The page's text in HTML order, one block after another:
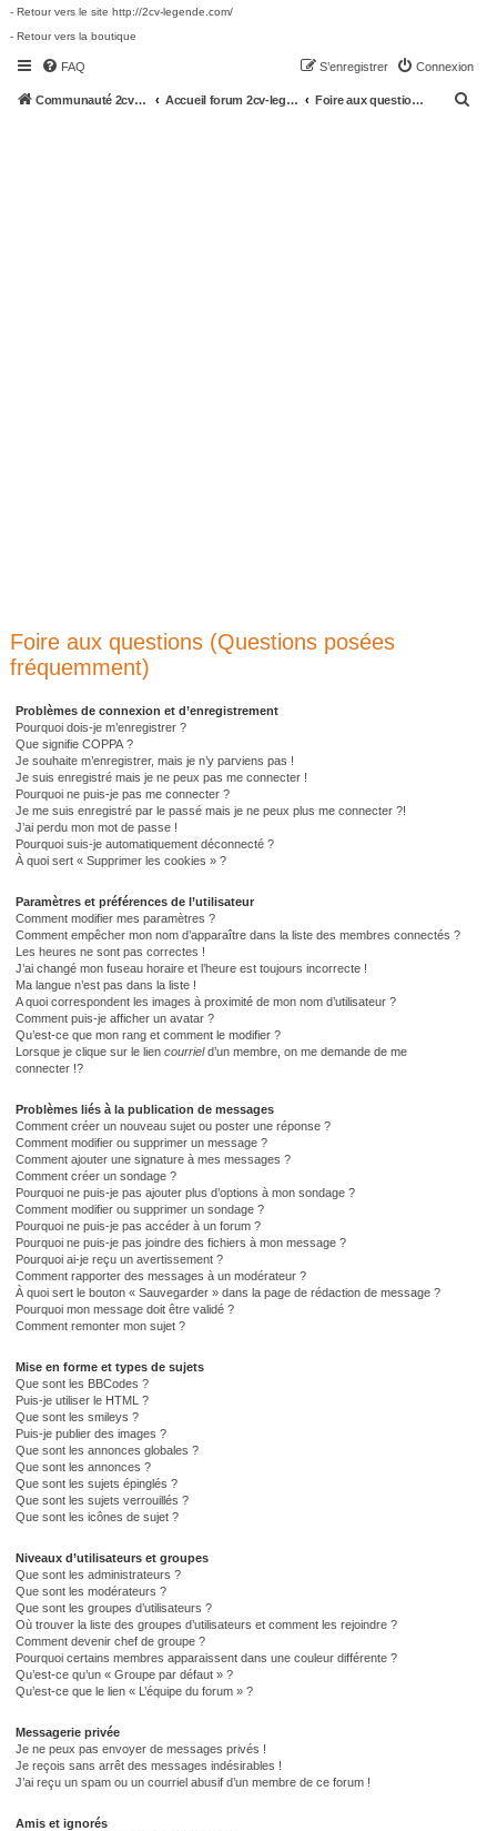
- Retour vers le site http://2cv-legende.com/
- Retour vers la boutique
FAQ Connexion
S’enregistrer
Communauté 2cv-legende.com Accueil forum 2cv-legende.com Foire aux questions (Questions posées fréquemment)
Foire aux questions (Questions posées
fréquemment)
Problèmes de connexion et d’enregistrement
Pourquoi dois-je m’enregistrer ?
Que signifie COPPA ?
Je souhaite m’enregistrer, mais je n’y parviens pas !
Je suis enregistré mais je ne peux pas me connecter !
Pourquoi ne puis-je pas me connecter ?
Je me suis enregistré par le passé mais je ne peux plus me connecter ?!
J’ai perdu mon mot de passe !
Pourquoi suis-je automatiquement déconnecté ?
À quoi sert « Supprimer les cookies » ?
Paramètres et préférences de l’utilisateur
Comment modifier mes paramètres ?
Comment empêcher mon nom d’apparaître dans la liste des membres connectés ?
Les heures ne sont pas correctes !
J’ai changé mon fuseau horaire et l’heure est toujours incorrecte !
Ma langue n’est pas dans la liste !
A quoi correspondent les images à proximité de mon nom d’utilisateur ?
Comment puis-je afficher un avatar ?
Qu’est-ce que mon rang et comment le modifier ?
Lorsque je clique sur le lien courrield’un membre, on me demande de me
connecter !?
Problèmes liés à la publication de messages
Comment créer un nouveau sujet ou poster une réponse ?
Comment modifier ou supprimer un message ?
Comment ajouter une signature à mes messages ?
Comment créer un sondage ?
Pourquoi ne puis-je pas ajouter plus d’options à mon sondage ?
Comment modifier ou supprimer un sondage ?
Pourquoi ne puis-je pas accéder à un forum ?
Pourquoi ne puis-je pas joindre des fichiers à mon message ?
Pourquoi ai-je reçu un avertissement ?
Comment rapporter des messages à un modérateur ?
À quoi sert le bouton « Sauvegarder » dans la page de rédaction de message ?
Pourquoi mon message doit être validé ?
Comment remonter mon sujet ?
Mise en forme et types de sujets
Que sont les BBCodes ?
Puis-je utiliser le HTML ?
Que sont les smileys ?
Puis-je publier des images ?
Que sont les annonces globales ?
Que sont les annonces ?
Que sont les sujets épinglés ?
Que sont les sujets verrouillés ?
Que sont les icônes de sujet ?
Niveaux d’utilisateurs et groupes
Que sont les administrateurs ?
Que sont les modérateurs ?
Que sont les groupes d’utilisateurs ?
Où trouver la liste des groupes d’utilisateurs et comment les rejoindre ?
Comment devenir chef de groupe ?
Pourquoi certains membres apparaissent dans une couleur différente ?
Qu’est-ce qu’un « Groupe par défaut » ?
Qu’est-ce que le lien « L’équipe du forum » ?
Messagerie privée
Je ne peux pas envoyer de messages privés !
Je reçois sans arrêt des messages indésirables !
J’ai reçu un spam ou un courriel abusif d’un membre de ce forum !
Amis et ignorés